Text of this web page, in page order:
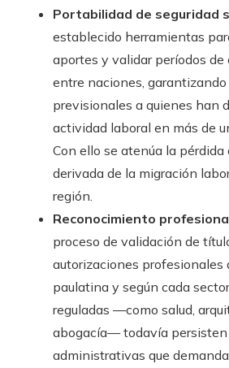
Portabilidad de seguridad
establecido herramientas
aportes y validar períodos de
entre naciones, garantizando
previsionales a quienes han
actividad laboral en más de
Con ello se atenúa la
derivada de la migración
región.
Reconocimiento
proceso de validación de
autorizaciones profesionales
paulatina y según cada
reguladas —como salud,
abogacía— todavía persisten
administrativas que